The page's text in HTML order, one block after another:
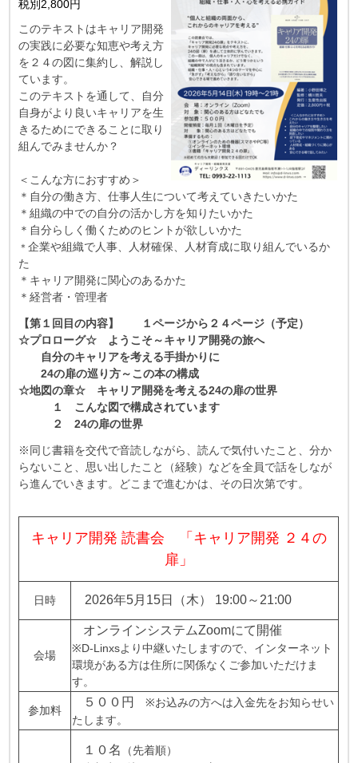
税別2 ,800円
このテキストはキャリア開発
の実践に必要な知恵や考え方
を２４の図に集約し、解説し
ています。
このテキストを通して、自分
自身がより良いキャリアを生
きるためにできることに取り
組んでみませんか？
＜こんな方におすすめ＞
＊自分の働き方、仕事人生について考えていきたいかた
＊組織の中での自分の活かし方を知りたいかた
＊自分らしく働くためのヒントが欲しいかた
＊企業や組織で人事、人材確保、人材育成に取り組んでいるか
た
＊キャリア開発に関心のあるかた
＊経営者・管理者
【第１回目の内容】 １ページから２４ページ（予定）
☆プロローグ☆ ようこそ～キャリア開発の旅へ
自分のキャリアを考える手掛かりに
24の扉の巡り方～この本の構成
☆地図の章☆ キャリア開発を考える24の扉の世界
１
こんな図で構成されています
２ 24の扉の世界
※同じ書籍を交代で音読しながら、読んで気付いたこと、分か
らないこと、思い出したこと（経験）などを全員で話をしなが
ら進んでいきます。どこまで進むかは、その日次第です。
キャリア開発 読書会 「キャリア開発 ２４の
扉」
日時 2026年5月15日（木） 19:00～21:00
会場
オンラインシステムZoomにて開催
※D-Linxsより中継いたしますので、インターネット
環境がある方は住所に関係なくご参加いただけま
す。
参加料
５００円
※お込みの方へは入金先をお知らせい
たします。
１０名
（先着順）